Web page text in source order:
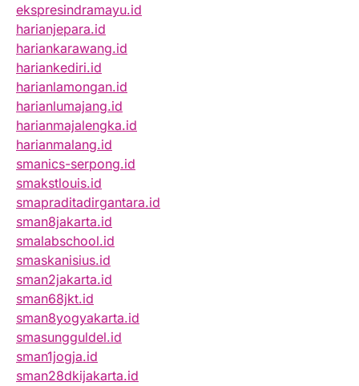
ekspresindramayu.id
harianjepara.id
hariankarawang.id
hariankediri.id
harianlamongan.id
harianlumajang.id
harianmajalengka.id
harianmalang.id
smanics-serpong.id
smakstlouis.id
smapraditadirgantara.id
sman8jakarta.id
smalabschool.id
smaskanisius.id
sman2jakarta.id
sman68jkt.id
sman8yogyakarta.id
smasungguldel.id
sman1jogja.id
sman28dkijakarta.id